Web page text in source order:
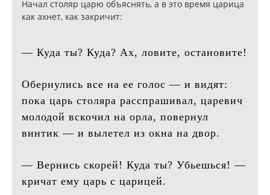
Начал столяр царю объяснять, а в это время царица
как ахнет, как закричит:
— Куда ты? Куда? Ах, ловите, остановите!
Обернулись все на ее голос — и видят:
пока царь столяра расспрашивал, царевич
молодой вскочил на орла, повернул
винтик — и вылетел из окна на двор.
— Вернись скорей! Куда ты? Убьешься! —
кричат ему царь с царицей.